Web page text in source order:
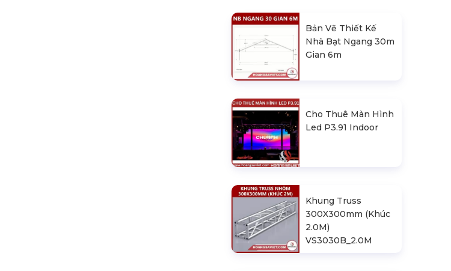
Bản Vẽ Thiết Kế
Nhà Bạt Ngang 30m
Gian 6m
Cho Thuê Màn Hình
Led P3.91 Indoor
Khung Truss
300X300mm (Khúc
2.0M)
VS3030B_2.0M